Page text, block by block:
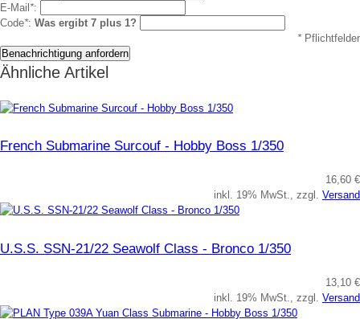
E-Mail *:
Code*: Was ergibt 7 plus 1?
*Pflichtfelder
Ähnliche Artikel
French Submarine Surcouf - Hobby Boss 1/350
16,60 €
inkl. 19% MwSt., zzgl. Versand
U.S.S. SSN-21/22 Seawolf Class - Bronco 1/350
13,10 €
inkl. 19% MwSt., zzgl. Versand